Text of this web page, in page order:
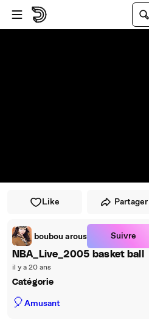
Passer au player
Passer au contenu principal
Like Partager
boubou arous Suivre
NBA_Live_2005 basket ball
il y a 20 ans
Catégorie
🎈Amusant